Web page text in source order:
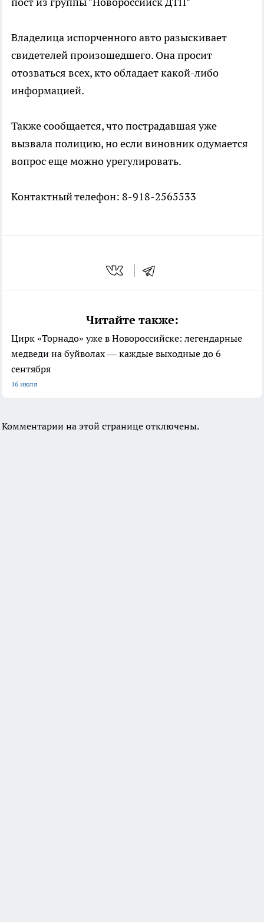
Владелица испорченного авто разыскивает
свидетелей произошедшего. Она просит
отозваться всех, кто обладает какой-либо
информацией.
Также сообщается, что пострадавшая уже
вызвала полицию, но если виновник одумается
вопрос еще можно урегулировать.
Контактный телефон: 8-918-2565533
Читайте также:
Цирк «Торнадо» уже в Новороссийске: легендарные
медведи на буйволах — каждые выходные до 6
сентября
16 июля
Комментарии на этой странице отключены.